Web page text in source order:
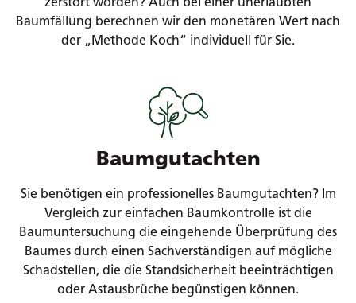
zerstört worden? Auch bei einer unerlaubten
Baumfällung berechnen wir den monetären Wert nach
der „Methode Koch“ individuell für Sie.
Baumgutachten
Sie benötigen ein professionelles Baumgutachten? Im
Vergleich zur einfachen Baumkontrolle ist die
Baumuntersuchung die eingehende Überprüfung des
Baumes durch einen Sachverständigen auf mögliche
Schadstellen, die die Standsicherheit beeinträchtigen
oder Astausbrüche begünstigen können.